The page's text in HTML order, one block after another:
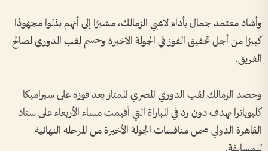
وأشاد معتمد جمال بأداء لاعبي الزمالك، مشيرًا إلى أنهم بذلوا مجهودًا
كبيرًا من أجل تحقيق الفوز في الجولة الأخيرة وحسم لقب الدوري لصالح
الفريق.
وحصد الزمالك لقب الدوري المصري الممتاز بعد فوزه على سيراميكا
كليوباترا بهدف دون رد في المباراة التي أقيمت مساء الأربعاء على ستاد
القاهرة الدولي ضمن منافسات الجولة الأخيرة من المرحلة النهائية